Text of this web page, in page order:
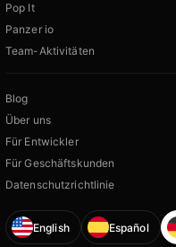
Pop It
Panzer io
Team-Aktivitäten
Blog
Über uns
Für Entwickler
Für Geschäftskunden
Datenschutzrichtlinie
English Español